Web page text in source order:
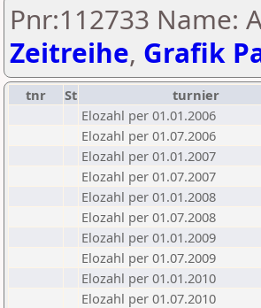
Pnr:112733 Name:
Zeitreihe, Grafik
tnr St turnier
Elozahl per 01.01.2006
Elozahl per 01.07.2006
Elozahl per 01.01.2007
Elozahl per 01.07.2007
Elozahl per 01.01.2008
Elozahl per 01.07.2008
Elozahl per 01.01.2009
Elozahl per 01.07.2009
Elozahl per 01.01.2010
Elozahl per 01.07.2010